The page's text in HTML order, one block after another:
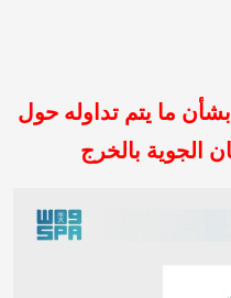
ما يتم تداوله حول
الجوية بالخرج